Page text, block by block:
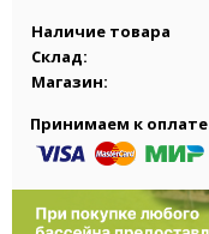
Наличие товара
Склад:
Магазин:
Принимаем к оплате